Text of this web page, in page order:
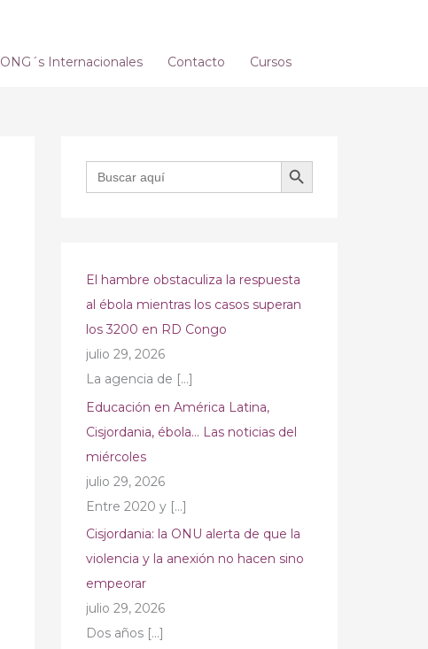
ONG´s Internacionales Contacto Cursos
Buscar: BOTÓN DE BÚSQUEDA
El hambre obstaculiza la respuesta
al ébola mientras los casos superan
los 3200 en RD Congo
julio 29, 2026
La agencia de […]
Educación en América Latina,
Cisjordania, ébola… Las noticias del
miércoles
julio 29, 2026
Entre 2020 y […]
Cisjordania: la ONU alerta de que la
violencia y la anexión no hacen sino
empeorar
julio 29, 2026
Dos años […]